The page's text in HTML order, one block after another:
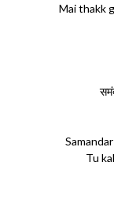
Mai thakk
Tu